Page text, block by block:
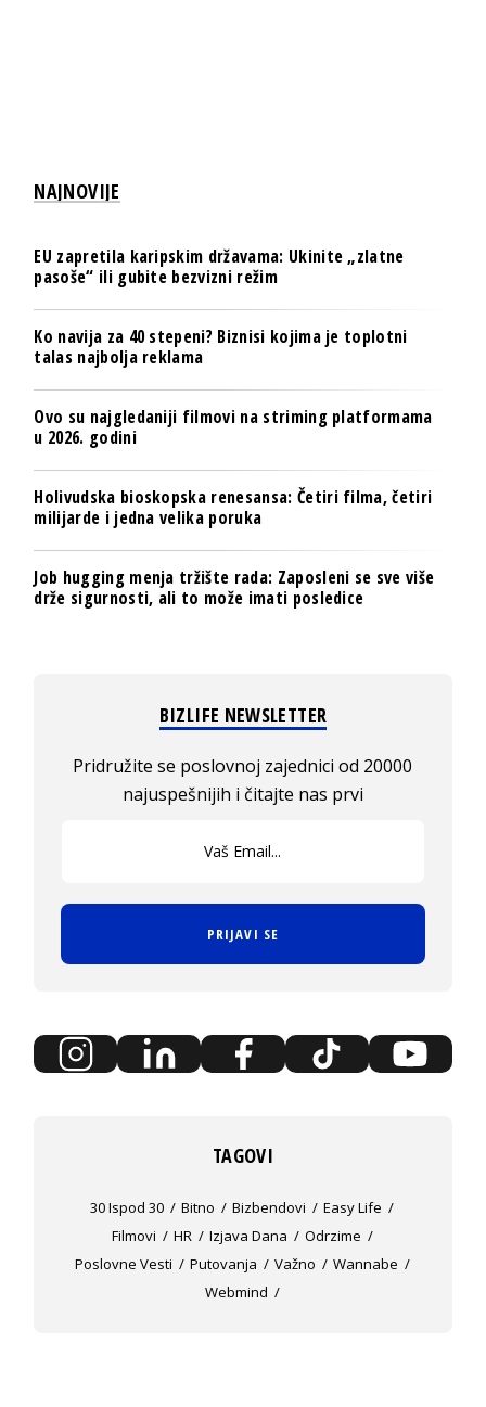
NAJNOVIJE
EU zapretila karipskim državama: Ukinite „zlatne
pasoše“ ili gubite bezvizni režim
Ko navija za 40 stepeni? Biznisi kojima je toplotni
talas najbolja reklama
Ovo su najgledaniji filmovi na striming platformama
u 2026. godini
Holivudska bioskopska renesansa: Četiri filma, četiri
milijarde i jedna velika poruka
Job hugging menja tržište rada: Zaposleni se sve više
drže sigurnosti, ali to može imati posledice
BIZLIFE NEWSLETTER
Pridružite se poslovnoj zajednici od 20000
najuspešnijih i čitajte nas prvi
PRIJAVI SE
TAGOVI
30 Ispod 30 Bitno Bizbendovi
Easy Life
Filmovi
HR Izjava Dana
Odrzime
Poslovne Vesti
Putovanja Važno
Wannabe
Webmind